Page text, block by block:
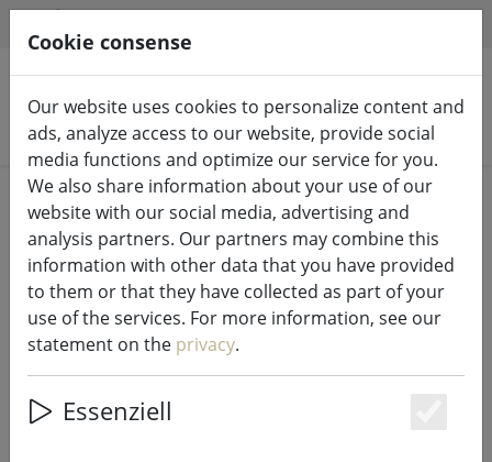
Search products
Home Fairy lights & lighting Fairy lights
Sirius Tech-Line fairy lights
extension 45 LED warm white 4.5
m outdoor 230V black
Cookie consense
Our website uses cookies to personalize content and
ads, analyze access to our website, provide social
media functions and optimize our service for you.
We also share information about your use of our
website with our social media, advertising and
analysis partners. Our partners may combine this
information with other data that you have provided
to them or that they have collected as part of your
use of the services. For more information, see our
statement on the privacy.
Essenziell